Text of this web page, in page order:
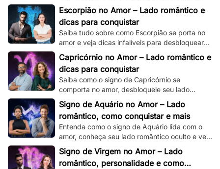
destravar seu intenso e ardente lado
romântico.
Escorpião no Amor – Lado romântico e
dicas para conquistar
Saiba tudo sobre como Escorpião se porta no
amor e veja dicas infalíveis para desbloquear
seu misterioso e enigmático lado romântico.
Capricórnio no Amor – Lado romântico e
dicas para conquistar
Saiba como o signo de Capricórnio se
comporta no amor, desbloqueie seu lado
romântico e veja dicas de como conquistar um
capricorniano!
Signo de Aquário no Amor – Lado
romântico, como conquistar e mais
Entenda como o signo de Aquário lida com o
amor, conheça seu lado romântico oculto e veja
dicas de como conquistar um aquariano!
Signo de Virgem no Amor – Lado
romântico, personalidade e como